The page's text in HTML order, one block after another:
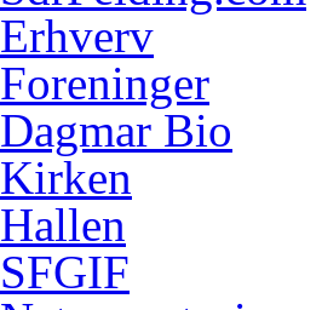
Erhverv
Foreninger
Dagmar Bio
Kirken
Hallen
SFGIF